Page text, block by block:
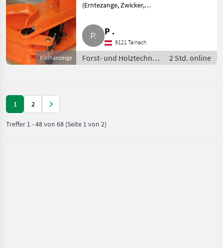
Kleinanzeige
(Erntezange, Zwicker,
Gebrauchsspuren, wegen
Umstieg auf größeren Bagger.
Ideal zum Ernten und
Entfernen von Stauden,
P .
9121 Tainach
Forst- und Holztechnik
/
2 Std. online
1 2
Treffer 1-48von 68 (Seite 1 von 2)